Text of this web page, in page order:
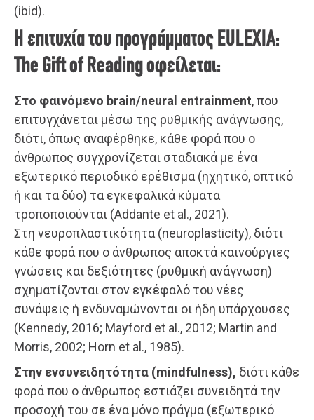
(ibid).
Η επιτυχία του προγράμματος EULEXIA:
The Gift of Reading οφείλεται:
Στο φαινόμενο brain/neural entrainment, που
επιτυγχάνεται μέσω της ρυθμικής ανάγνωσης,
διότι, όπως αναφέρθηκε, κάθε φορά που ο
άνθρωπος συγχρονίζεται σταδιακά με ένα
εξωτερικό περιοδικό ερέθισμα (ηχητικό, οπτικό
ή και τα δύο) τα εγκεφαλικά κύματα
τροποποιούνται (Addante et al., 2021).​
Στη νευροπλαστικότητα (neuroplasticity), διότι
κάθε φορά που ο άνθρωπος αποκτά καινούργιες
γνώσεις και δεξιότητες (ρυθμική ανάγνωση)
σχηματίζονται στον εγκέφαλό του νέες
συνάψεις ή ενδυναμώνονται οι ήδη υπάρχουσες
(Kennedy, 2016; Mayford et al., 2012; Martin and
Morris, 2002; Horn et al., 1985).​
Στην ενσυνειδητότητα (mindfulness), διότι κάθε
φορά που ο άνθρωπος εστιάζει συνειδητά την
προσοχή του σε ένα μόνο πράγμα (εξωτερικό